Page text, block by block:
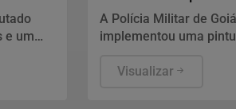
e um
viaturas
A Polícia Militar de
implementou uma
análises técnicas, sem
Visualizar